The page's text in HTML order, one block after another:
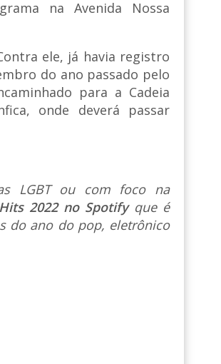
na Avenida Nossa
ele, já havia registro
do ano passado pelo
para a Cadeia
onde deverá passar
LGBT ou com foco na
2022 no Spotify que é
do ano do pop, eletrônico